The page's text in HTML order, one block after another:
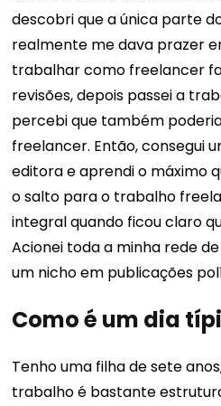
descobri que a única parte
realmente me dava prazer
trabalhar como freelancer
revisões, depois passei a
percebi que também
freelancer. Então, consegui
editora e aprendi o máximo
o salto para o trabalho
integral quando ficou claro
Acionei toda a minha rede
um nicho em publicações
Como é um dia
Tenho uma filha de sete
trabalho é bastante